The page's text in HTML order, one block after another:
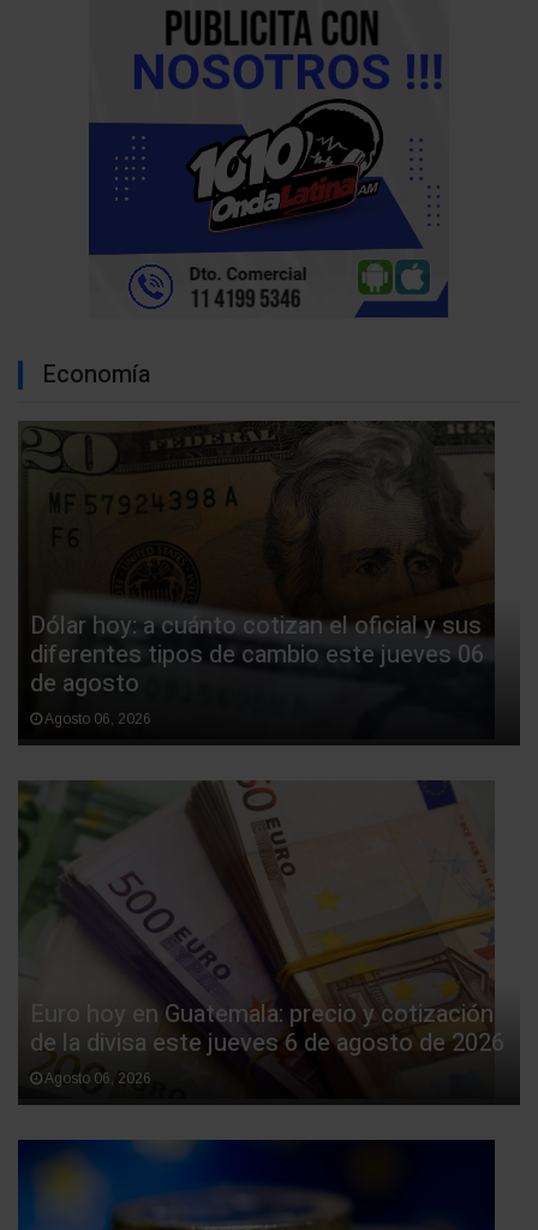
Economía
Dólar hoy: a cuánto cotizan el oficial y sus
diferentes tipos de cambio este jueves 06
de agosto
Agosto 06, 2026
Euro hoy en Guatemala: precio y cotización
de la divisa este jueves 6 de agosto de 2026
Agosto 06, 2026